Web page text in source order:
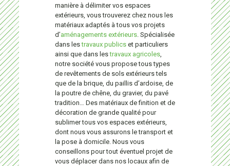
manière à délimiter vos espaces
extérieurs, vous trouverez chez nous les
matériaux adaptés à tous vos projets
d’aménagements extérieurs. Spécialisée
dans lestravaux publicset particuliers
ainsi que dans lestravaux agricoles,
notre société vous propose tous types
de revêtements de sols extérieurs tels
que de la brique, du paillis d’ardoise, de
la poutre de chêne, du gravier, du pavé
tradition… Des matériaux de finition et de
décoration de grande qualité pour
sublimer tous vos espaces extérieurs,
dont nous vous assurons le transport et
la pose à domicile. Nous vous
conseillons pour tout éventuel projet de
vous déplacer dans nos locaux afin de